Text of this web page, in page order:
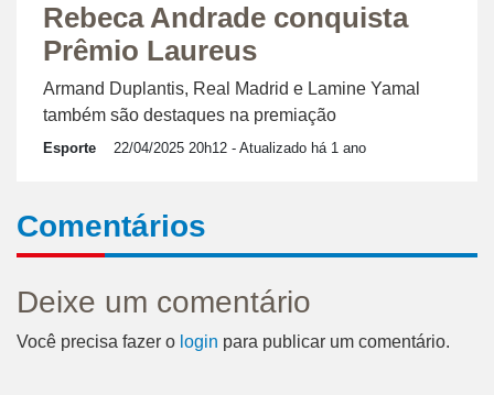
Rebeca Andrade conquista
Prêmio Laureus
Armand Duplantis, Real Madrid e Lamine Yamal
também são destaques na premiação
Esporte 22/04/2025 20h12 - Atualizado há 1 ano
Comentários
Deixe um comentário
Você precisa fazer o login para publicar um comentário.